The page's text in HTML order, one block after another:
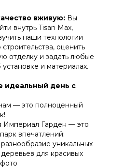
вживую: Вы
внутрь Tisan Max,
наши технологии
оценить
отделку и задать любые
и материалах.
идеальный день с
— это полноценный
Империал Гарден — это
впечатлений:
уникальных
для красивых
композит) на
ОТ НЕПОГОДЫ